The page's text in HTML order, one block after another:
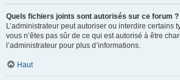
Quels fichiers joints sont autorisés sur ce forum ?
L’administrateur peut autoriser ou interdire certains
vous n’êtes pas sûr de ce qui est autorisé à être
l’administrateur pour plus d’informations.
Haut